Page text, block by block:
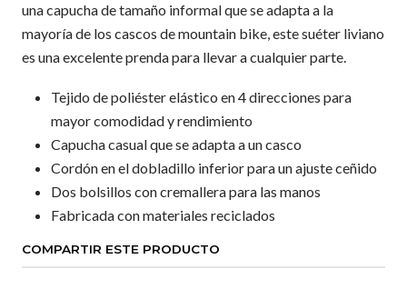
una capucha de tamaño informal que se adapta a la
mayoría de los cascos de mountain bike, este suéter liviano
es una excelente prenda para llevar a cualquier parte.
Tejido de poliéster elástico en 4 direcciones para
mayor comodidad y rendimiento
Capucha casual que se adapta a un casco
Cordón en el dobladillo inferior para un ajuste ceñido
Dos bolsillos con cremallera para las manos
Fabricada con materiales reciclados
COMPARTIR ESTE PRODUCTO